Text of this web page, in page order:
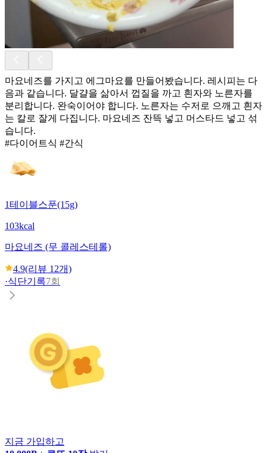
마요네즈를 가지고 에그마요를 만들어봤습니다. 레시피는 다
음과 같습니다. 달걀을 삶아서 껍질을 까고 흰자와 노른자를
분리합니다. 완숙이어야 합니다. 노른자는 수저로 으깨고 흰자
는 칼로 잘게 다집니다. 마요네즈 잔뜩 넣고 머스타드 넣고 섞
습니다.
#다이어트식 #간식
1테이블스푼(15g)
103kcal
마요네즈 (무 콜레스테롤)
4.9(리뷰 12개)
·식단기록7회
지금 가입하고